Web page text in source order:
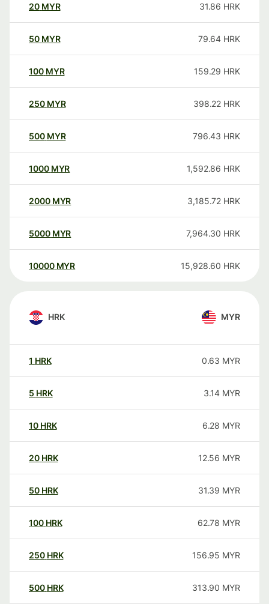
20 MYR 31.86 HRK
50 MYR 79.64 HRK
100 MYR 159.29 HRK
250 MYR 398.22 HRK
500 MYR 796.43 HRK
1000 MYR 1,592.86 HRK
2000 MYR 3,185.72 HRK
5000 MYR 7,964.30 HRK
10000 MYR 15,928.60 HRK
HRK MYR
1 HRK 0.63 MYR
5 HRK 3.14 MYR
10 HRK 6.28 MYR
20 HRK 12.56 MYR
50 HRK 31.39 MYR
100 HRK 62.78 MYR
250 HRK 156.95 MYR
500 HRK 313.90 MYR